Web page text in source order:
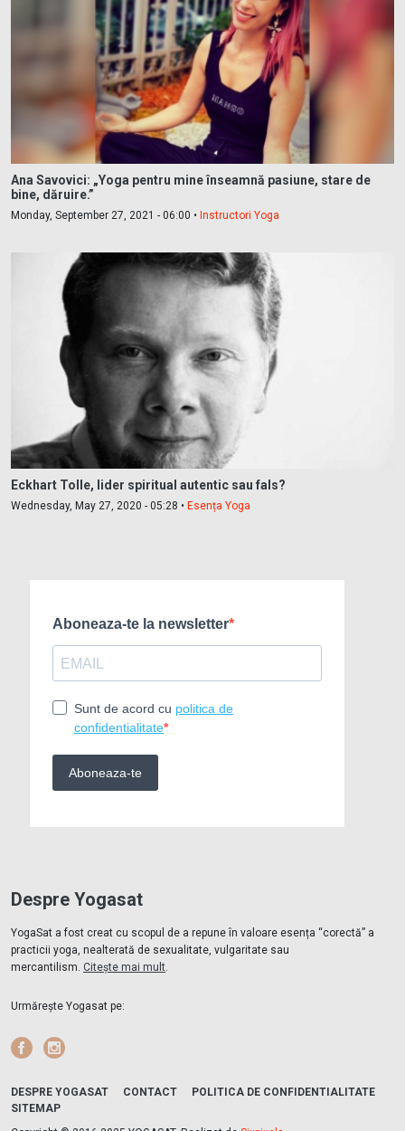
Ana Savovici: „Yoga pentru mine înseamnă pasiune, stare de
bine, dăruire.”
Monday, September 27, 2021 - 06:00 • Instructori Yoga
Eckhart Tolle, lider spiritual autentic sau fals?
Wednesday, May 27, 2020 - 05:28 • Esența Yoga
Despre Yogasat
YogaSat a fost creat cu scopul de a repune în valoare esența “corectă” a
practicii yoga, nealterată de sexualitate, vulgaritate sau
mercantilism. Citește mai mult
Urmărește Yogasat pe:
Facebook
DESPRE YOGASAT CONTACT
POLITICA DE CONFIDENTIALITATE
SITEMAP